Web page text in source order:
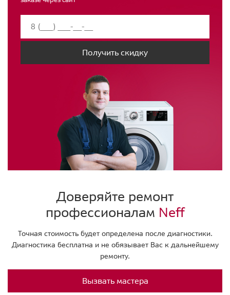
Получить скидку
Доверяйте ремонт
профессионалам Neff
Точная стоимость будет определена после диагностики.
Диагностика бесплатна и не обязывает Вас к дальнейшему
ремонту.
Вызвать мастера